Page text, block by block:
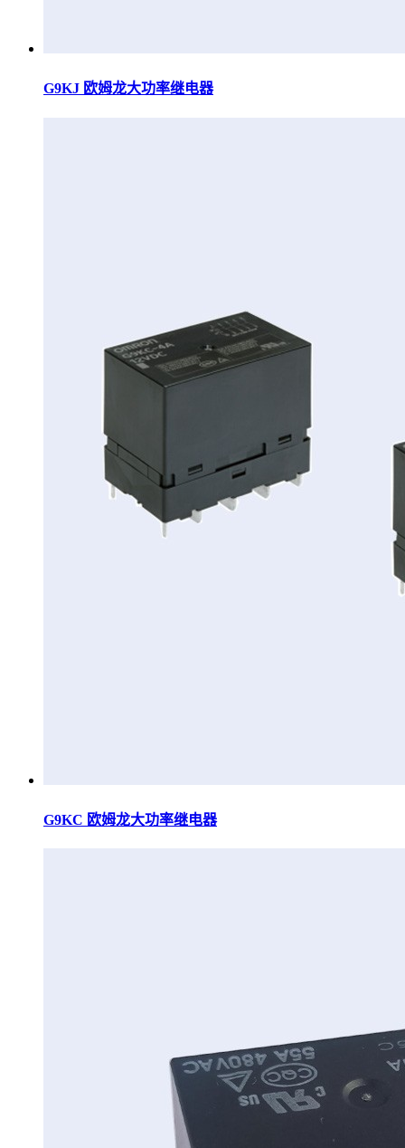
G9KJ 欧姆龙大功率继电器
G9KC 欧姆龙大功率继电器